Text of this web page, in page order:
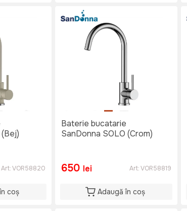
Art:VOR58820
coș
Baterie bucatarie
SanDonna SOLO (Crom)
650 lei Art:VOR58819
Adaugă în coș